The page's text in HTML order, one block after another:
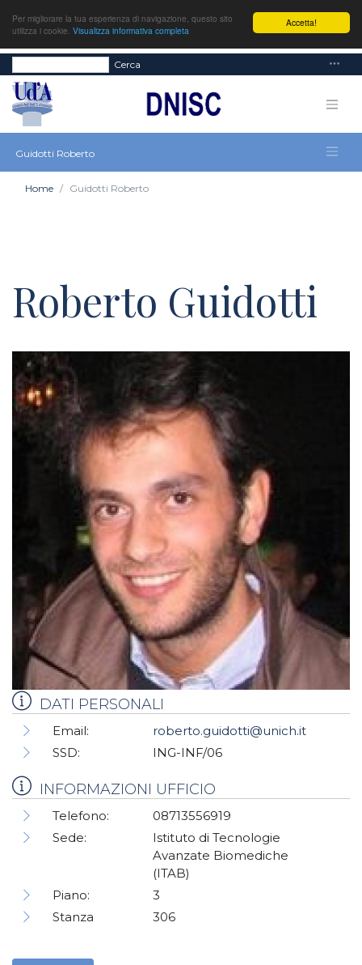
Accetta!
Per migliorare la tua esperienza di navigazione, questo sito
utilizza i cookie. Visualizza informativa completa
Cerca
Guidotti Roberto
Home Guidotti Roberto
Roberto Guidotti
DATI PERSONALI
Email:
roberto.guidotti@unich.it
SSD:
ING-INF/06
INFORMAZIONI UFFICIO
Telefono:
08713556919
Sede:
Istituto di Tecnologie
Avanzate Biomediche
(ITAB)
Piano:
3
Stanza
306